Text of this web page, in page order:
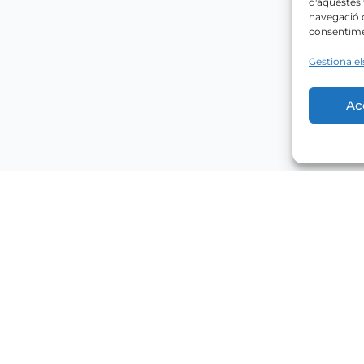
navegació
Gestiona